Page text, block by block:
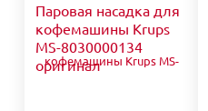
Паровая насадка для
кофемашины Krups
MS-8030000134
оригинал